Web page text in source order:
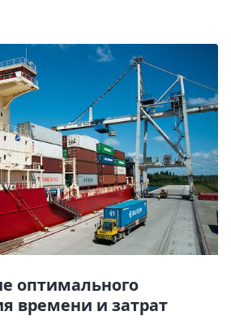
оптимального
времени и затрат